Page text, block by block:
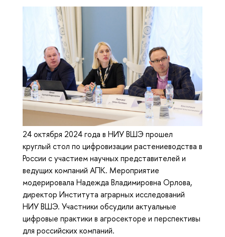
24 октября 2024 года в НИУ ВШЭ прошел
круглый стол по цифровизации растениеводства в
России с участием научных представителей и
ведущих компаний АПК. Мероприятие
модерировала Надежда Владимировна Орлова,
директор Института аграрных исследований
НИУ ВШЭ. Участники обсудили актуальные
цифровые практики в агросекторе и перспективы
для российских компаний.